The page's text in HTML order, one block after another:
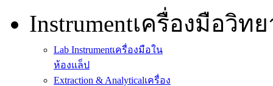
Instrumentเครื่องมือวิท
Lab Instrumentเครื่องมือใน
ห้องแล็ป
Extraction & Analyticalเครื่อง